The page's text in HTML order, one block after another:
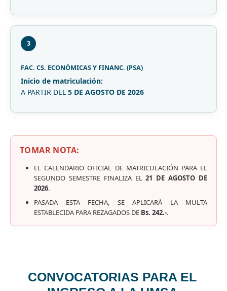
3
FAC. CS. ECONÓMICAS Y FINANC. (PSA)
Inicio de matriculación:
A PARTIR DEL 5 DE AGOSTO DE 2026
TOMAR NOTA:
EL CALENDARIO OFICIAL DE MATRICULACIÓN PARA EL
SEGUNDO SEMESTRE FINALIZA EL21 DE AGOSTO DE
2026.
PASADA ESTA FECHA, SE APLICARÁ LA MULTA
ESTABLECIDA PARA REZAGADOS DE Bs. 242.-.
CONVOCATORIAS PARA EL